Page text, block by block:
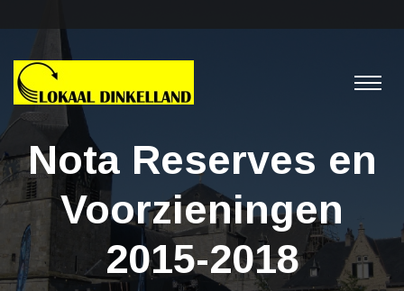
Nota Reserves en
Voorzieningen
2015-2018